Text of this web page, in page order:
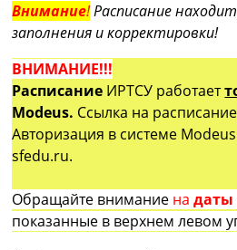
Внимание!Расписание
заполнения и корректировки!
ВНИМАНИЕ!!!
Расписание ИРТСУ работает
Modeus. Ссылка на
Авторизация в системе
sfedu.ru.
Обращайте внимание на даты
показанные в верхнем левом